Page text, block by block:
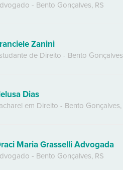
- Bento Gonçalves, RS
Zanini
de Direito - Bento Gonçalves
Dias
em Direito - Bento Gonçalves,
Maria Grasselli Advogada
- Bento Gonçalves, RS